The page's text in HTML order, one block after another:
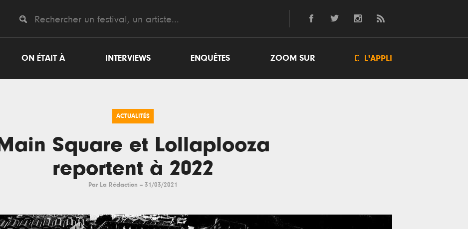
ON ÉTAIT À INTERVIEWS ENQUÊTES ZOOM SUR  L'APPLI
ACTUALITÉS
Main Square et Lollaplooza
reportent à 2022
Par La Rédaction -- 31/03/2021